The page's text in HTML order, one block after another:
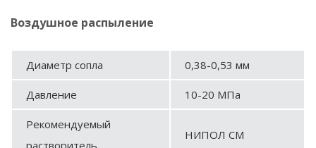
Воздушное распыление
Диаметр сопла 0,38-0,53 мм
Давление 10-20 МПа
Рекомендуемый
растворитель
НИПОЛ СМ